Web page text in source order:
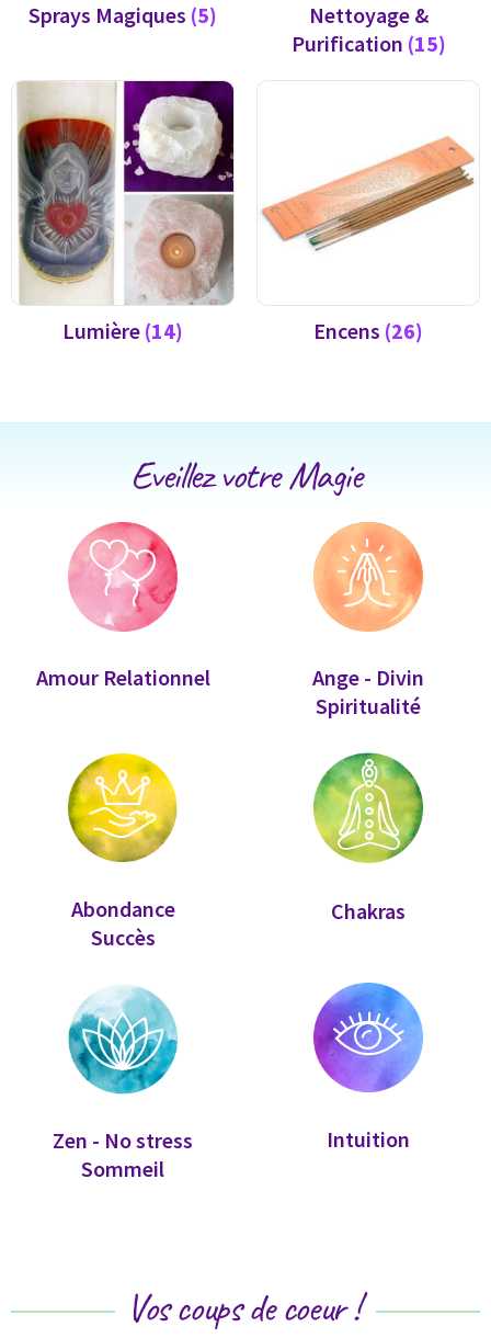
Sprays Magiques (5)
Nettoyage &
Purification (15)
Lumière (14) Encens (26)
Eveillez votre Magie
Amour Relationnel
Ange - Divin
Spiritualité
Abondance
Succès
Chakras
Zen - No stress
Sommeil
Intuition
Vos coups de coeur !